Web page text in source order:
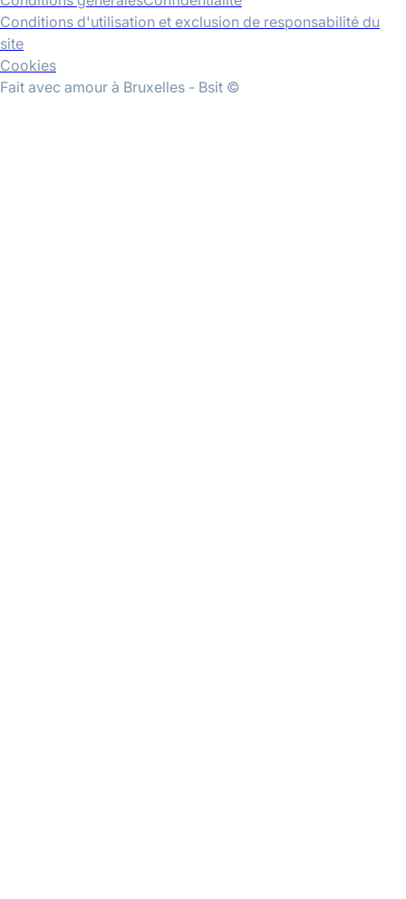
Fait avec amour à Bruxelles - Bsit ©
Conditions d'utilisation et exclusion de responsabilité du
site
Cookies